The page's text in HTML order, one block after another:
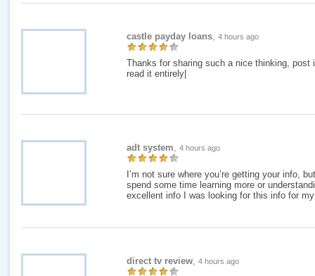
castle payday loans, 4 hours ago
Thanks for sharing such a nice thinking, post
read it entirely|
adt system, 4 hours ago
I’m not sure where you’re getting your info,
spend some time learning more or
excellent info I was looking for this info for
direct tv review, 4 hours ago